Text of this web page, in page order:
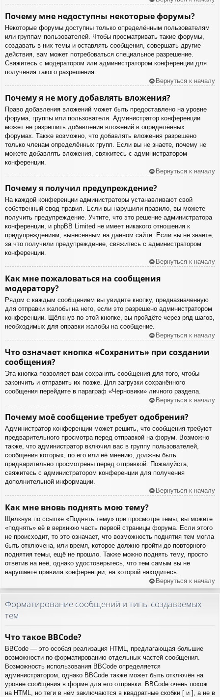
Почему мне недоступны некоторые форумы?
Некоторые форумы доступны только определённым пользователям
или группам пользователей. Чтобы просматривать такие форумы,
создавать в них темы и оставлять сообщения, совершать другие
действия, вам может потребоваться специальное разрешение.
Свяжитесь с модератором или администратором конференции для
получения такого разрешения.
Вернуться к началу
Почему я не могу добавлять вложения?
Право добавления вложений может быть предоставлено на уровне
форума, группы или пользователя. Администратор конференции
может не разрешить добавление вложений в определённых
форумах. Также возможно, что добавлять вложения разрешено
только членам определённых групп. Если вы не знаете, почему не
можете добавлять вложения, свяжитесь с администратором
конференции.
Вернуться к началу
Почему я получил предупреждение?
На каждой конференции администраторы устанавливают свой
собственный свод правил. Если вы нарушили правило, вы можете
получить предупреждение. Учтите, что это решение администратора
конференции, и phpBB Limited не имеет никакого отношения к
предупреждениям, вынесенным на данном сайте. Если вы не знаете,
за что получили предупреждение, свяжитесь с администратором
конференции.
Вернуться к началу
Как мне пожаловаться на сообщения
модератору?
Рядом с каждым сообщением вы увидите кнопку, предназначенную
для отправки жалобы на него, если это разрешено администратором
конференции. Щёлкнув по этой кнопке, вы пройдёте через ряд шагов,
необходимых для оправки жалобы на сообщение.
Вернуться к началу
Что означает кнопка «Сохранить» при создании
сообщения?
Эта кнопка позволяет вам сохранять сообщения для того, чтобы
закончить и отправить их позже. Для загрузки сохранённого
сообщения перейдите в параграф «Черновики» личного раздела.
Вернуться к началу
Почему моё сообщение требует одобрения?
Администратор конференции может решить, что сообщения требуют
предварительного просмотра перед отправкой на форум. Возможно
также, что администратор включил вас в группу пользователей,
сообщения которых, по его или её мнению, должны быть
предварительно просмотрены перед отправкой. Пожалуйста,
свяжитесь с администратором конференции для получения
дополнительной информации.
Вернуться к началу
Как мне вновь поднять мою тему?
Щёлкнув по ссылке «Поднять тему» при просмотре темы, вы можете
«поднять» её в верхнюю часть первой страницы форума. Если этого
не происходит, то это означает, что возможность поднятия тем могла
быть отключена, или время, которое должно пройти до повторного
поднятия темы, ещё не прошло. Также можно поднять тему, просто
ответив на неё, однако удостоверьтесь, что тем самым вы не
нарушаете правила конференции, на которой находитесь.
Вернуться к началу
Форматирование сообщений и типы создаваемых
тем
Что такое BBCode?
BBCode — это особая реализация HTML, предлагающая большие
возможности по форматированию отдельных частей сообщения.
Возможность использования BBCode определяется
администратором, однако BBCode также может быть отключён на
уровне сообщения в форме для его отправки. BBCode очень похож
на HTML, но теги в нём заключаются в квадратные скобки [ и ], а не в